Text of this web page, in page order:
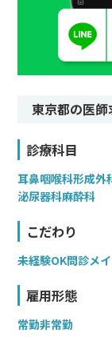
東京都の医
診療科目
耳鼻咽喉科形成外
泌尿器科麻酔科
こだわり
未経験OK問診メ
雇用形態
常勤非常勤